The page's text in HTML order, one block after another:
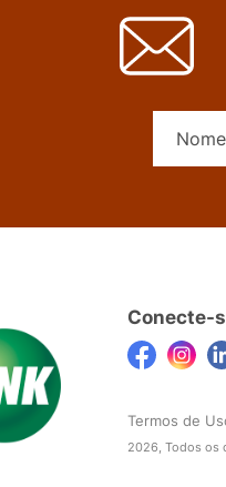
Conecte-
Termos de
2026, Todos os